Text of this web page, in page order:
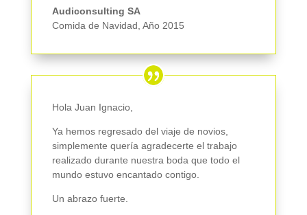
Audiconsulting SA
Comida de Navidad Año 2015
Hola Juan Ignacio,
Ya hemos regresado del viaje de novios,
simplemente quería agradecerte el trabajo
realizado durante nuestra boda que todo el
mundo estuvo encantado contigo.
Un abrazo fuerte.